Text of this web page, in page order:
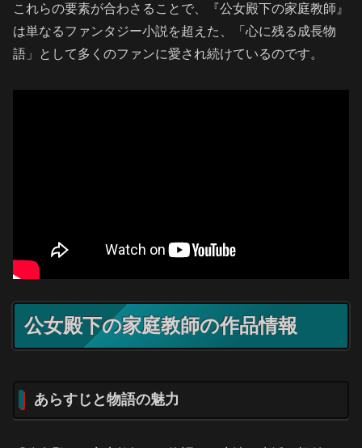
これらの要素が合わさることで、『公女殿下の家庭教師』
は単なるファンタジー小説を超えた、「心に残る成長物
語」として多くのファンに愛され続けているのです。
公女殿下の家庭教師の作品情報
あらすじと物語の魅力